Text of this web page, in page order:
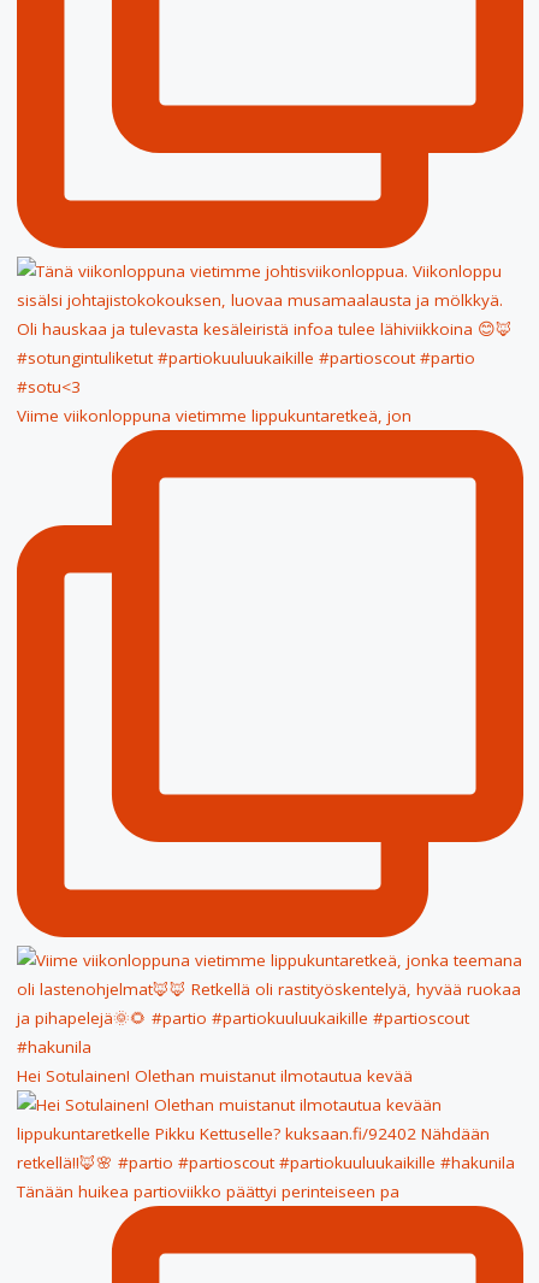
Viime viikonloppuna vietimme lippukuntaretkeä, jon
Hei Sotulainen! Olethan muistanut ilmotautua kevää
Tänään huikea partioviikko päättyi perinteiseen pa